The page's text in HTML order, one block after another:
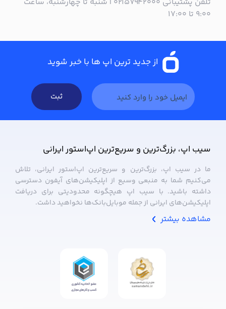
۹:۰۰ تا ۱۷:۰۰
از جدید ترین اپ ها با خبر شوید
ثبت
سیب ‌اپ، بزرگ‌ترین و سریع‌ترین اپ‌استور ایرانی
ما در سیب ‌اپ، بزرگ‌ترین و سریع‌ترین اپ‌استور ایرانی، تلاش
می‌کنیم شما به منبعی وسیع از اپلیکیشن‌های آیفون دسترسی
داشته باشید. با سیب ‌اپ هیچگونه محدودیتی برای دریافت
اپلیکیشن‌های ایرانی از جمله موبایل‌بانک‌ها نخواهید داشت.
مشاهده بیشتر